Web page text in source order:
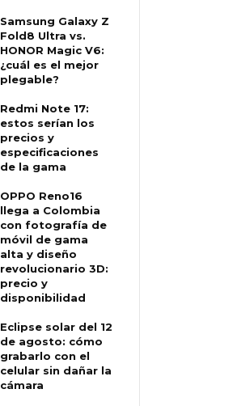
Samsung Galaxy Z
Fold8 Ultra vs.
HONOR Magic V6:
¿cuál es el mejor
plegable?
Redmi Note 17:
estos serían los
precios y
especificaciones
de la gama
OPPO Reno16
llega a Colombia
con fotografía de
móvil de gama
alta y diseño
revolucionario 3D:
precio y
disponibilidad
Eclipse solar del 12
de agosto: cómo
grabarlo con el
celular sin dañar la
cámara